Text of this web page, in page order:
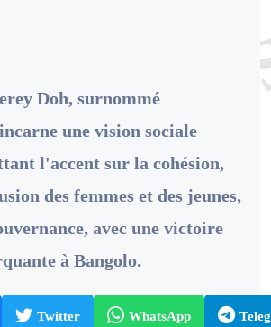
Doh, surnommé
une vision sociale
l'accent sur la cohésion,
des femmes et des jeunes,
avec une victoire
à Bangolo.
Twitter WhatsApp